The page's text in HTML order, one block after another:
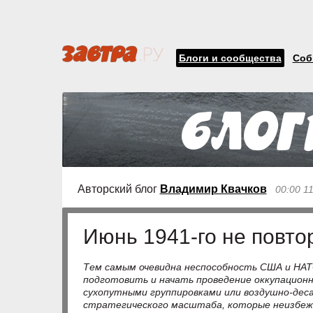
Блоги и сообщества
Авторский блог Владимир Квачков 00:00
Июнь 1941-го не
Тем самым очевидна неспособность США и
подготовить и начать проведение
сухопутными группировками или воздушно-
стратегического масштаба, которые